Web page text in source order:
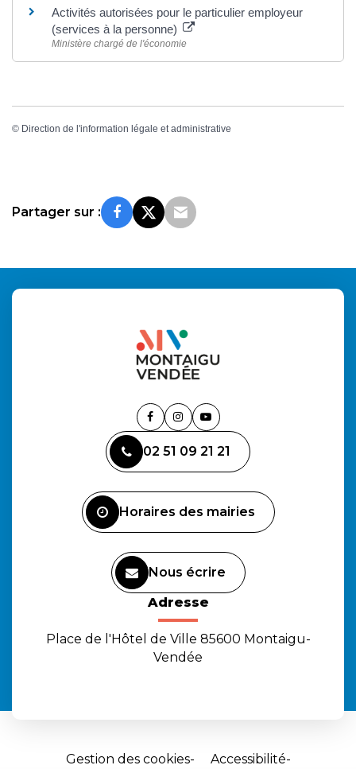
Activités autorisées pour le particulier employeur
(services à la personne)
Ministère chargé de l'économie
© Direction de l'information légale et administrative
Partager sur :
Lien
le
compte
Lien
le
compte
Lien
la
chaîne
02 51 09 21 21
Horaires des mairies
Nous écrire
Adresse
Place de l'Hôtel de Ville 85600 Montaigu-
Vendée
Gestion des cookies
Accessibilité